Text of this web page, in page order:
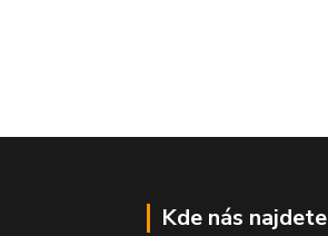
Kde nás najdete